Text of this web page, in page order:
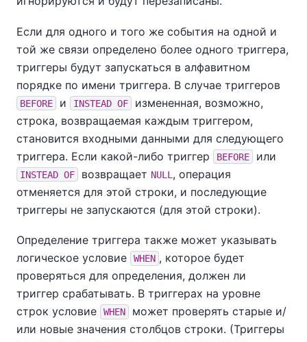
Если для одного и того же события на одной и
той же связи определено более одного триггера,
триггеры будут запускаться в алфавитном
порядке по имени триггера. В случае триггеров
BEFORE и INSTEAD OF
измененная, возможно,
строка, возвращаемая каждым триггером,
становится входными данными для следующего
триггера. Если какой-либо триггер
BEFORE или
INSTEAD OF возвращает NULL , операция
отменяется для этой строки, и последующие
триггеры не запускаются (для этой строки).
Определение триггера также может указывать
логическое условие
WHEN , которое будет
проверяться для определения, должен ли
триггер срабатывать. В триггерах на уровне
строк условие
WHEN
может проверять старые и/
или новые значения столбцов строки. (Триггеры